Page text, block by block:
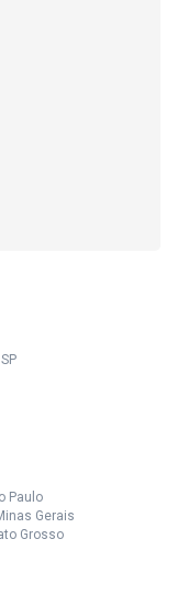
Paulo
Gerais
Grosso